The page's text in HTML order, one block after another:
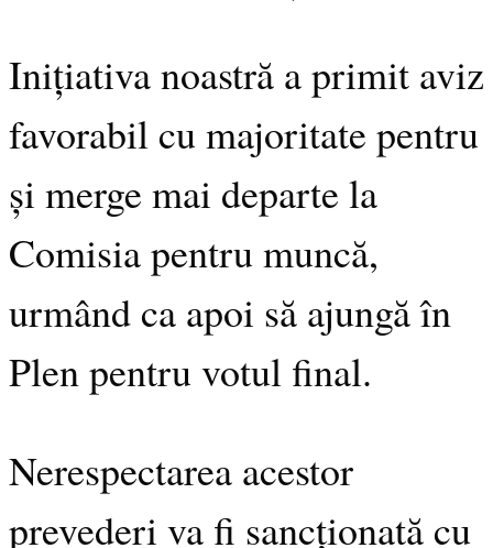
Inițiativa noastră a primit aviz
favorabil cu majoritate pentru
și merge mai departe la
Comisia pentru muncă,
urmând ca apoi să ajungă în
Plen pentru votul final.
Nerespectarea acestor
prevederi va fi sancționată cu